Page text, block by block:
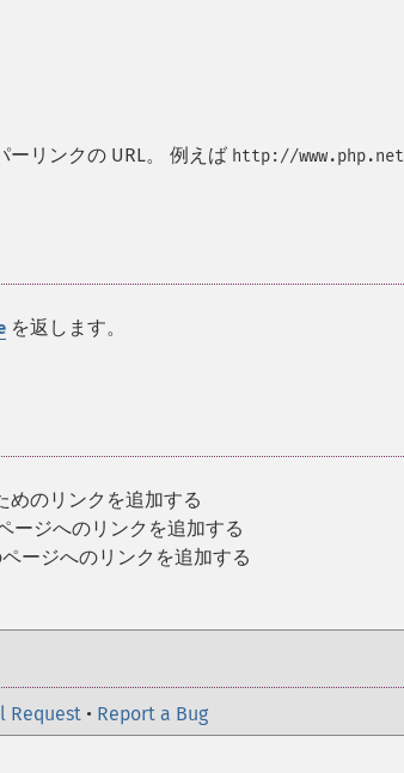
ーリンクの URL。 例えば http://www.php.net
を返します。
めのリンクを追加する
ージへのリンクを追加する
ージへのリンクを追加する
Request • Report a Bug